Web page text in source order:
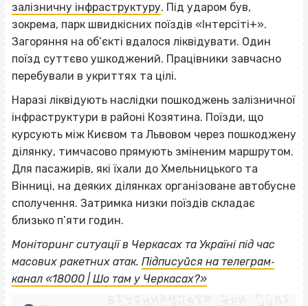
залізничну інфраструктуру. Під ударом був,
зокрема, парк швидкісних поїздів «Інтерсіті+».
Загоряння на об’єкті вдалося ліквідувати. Один
поїзд суттєво ушкоджений. Працівники завчасно
перебували в укриттях та цілі.
Наразі ліквідують наслідки пошкоджень залізничної
інфраструктури в районі Козятина. Поїзди, що
курсують між Києвом та Львовом через пошкоджену
ділянку, тимчасово прямують зміненим маршрутом.
Для пасажирів, які їхали до Хмельницького та
Вінниці, на деяких ділянках організоване автобусне
сполучення. Затримка низки поїздів складає
близько п’яти годин.
Моніторинг ситуації в Черкасах та Україні під час
масових ракетних атак. Підписуйся на телеграм‐
канал «18000 | Шо там у Черкасах?»
ВІСІМНАДЦЯТЬ ТРИ НУЛІ
ВІСІМНАДЦЯТЬ ТРИ НУЛІ